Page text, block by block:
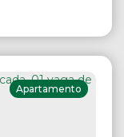
Apartamento